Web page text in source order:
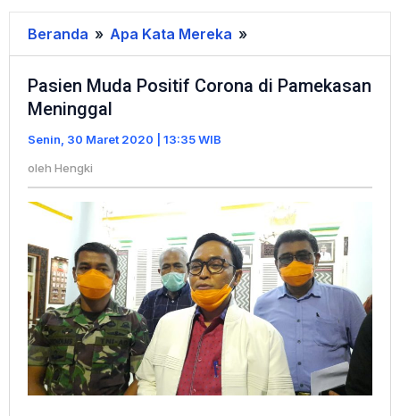
Beranda » Apa Kata Mereka »
Muda
Positif
Meninggal
Pasien Muda Positif Corona di Pamekasan
Meninggal
Senin, 30 Maret 2020 | 13:35 WIB
oleh Hengki